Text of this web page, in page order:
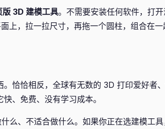
版 3D 建模工具。不需要安装任何软件，打
上，拉一拉尺寸，再拖一个圆柱，组合在
恰恰相反，全球有无数的 3D 打印爱好者
、免费、没有学习成本。
么、不适合做什么。如果你正在选建模工